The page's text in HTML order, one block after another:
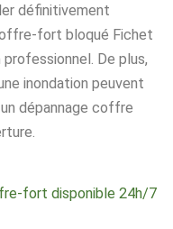
définitivement
fort bloqué Fichet
De plus,
inondation peuvent
dépannage coffre
fort disponible 24h/7